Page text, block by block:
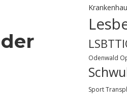
Odenwald
Sport